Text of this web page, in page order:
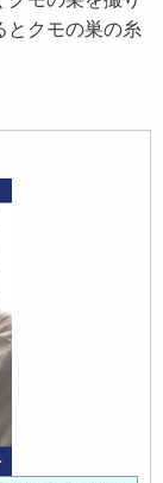
とクモの巣の糸